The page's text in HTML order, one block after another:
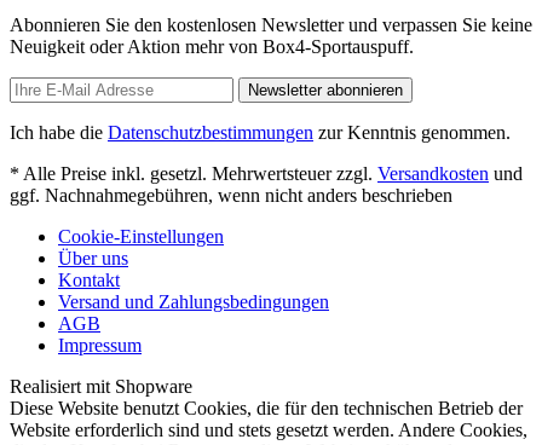
Abonnieren Sie den kostenlosen Newsletter und verpassen Sie keine
Neuigkeit oder Aktion mehr von Box4-Sportauspuff.
Newsletter abonnieren
Ich habe die Datenschutzbestimmungen zur Kenntnis genommen.
* Alle Preise inkl. gesetzl. Mehrwertsteuer zzgl. Versandkosten und
ggf. Nachnahmegebühren, wenn nicht anders beschrieben
Cookie-Einstellungen
Über uns
Kontakt
Versand und Zahlungsbedingungen
AGB
Impressum
Realisiert mit Shopware
Diese Website benutzt Cookies, die für den technischen Betrieb der
Website erforderlich sind und stets gesetzt werden. Andere Cookies,